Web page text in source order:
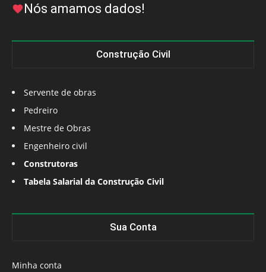
Nós amamos dados!
Construção Civil
Servente de obras
Pedreiro
Mestre de Obras
Engenheiro civil
Construtoras
Tabela Salarial da Construção Civil
Sua Conta
Minha conta